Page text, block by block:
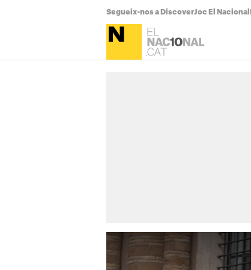
Segueix-nos a DiscoverJoc El Nacional